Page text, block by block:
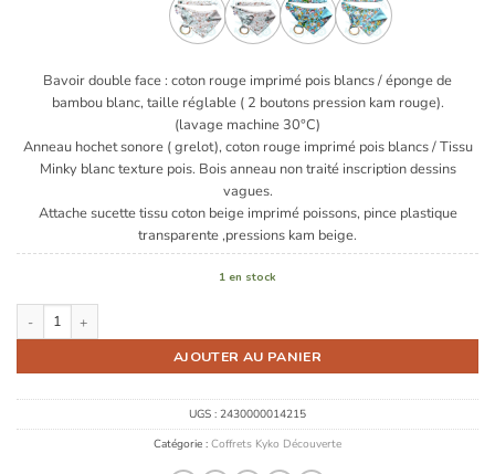
Bavoir double face : coton rouge imprimé pois blancs / éponge de
bambou blanc, taille réglable ( 2 boutons pression kam rouge).
(lavage machine 30°C)
Anneau hochet sonore ( grelot), coton rouge imprimé pois blancs / Tissu
Minky blanc texture pois. Bois anneau non traité inscription dessins
vagues.
Attache sucette tissu coton beige imprimé poissons, pince plastique
transparente ,pressions kam beige.
1 en stock
quantité de Coffret Kyko Découverte
AJOUTER AU PANIER
UGS : 2430000014215
Catégorie : Coffrets Kyko Découverte